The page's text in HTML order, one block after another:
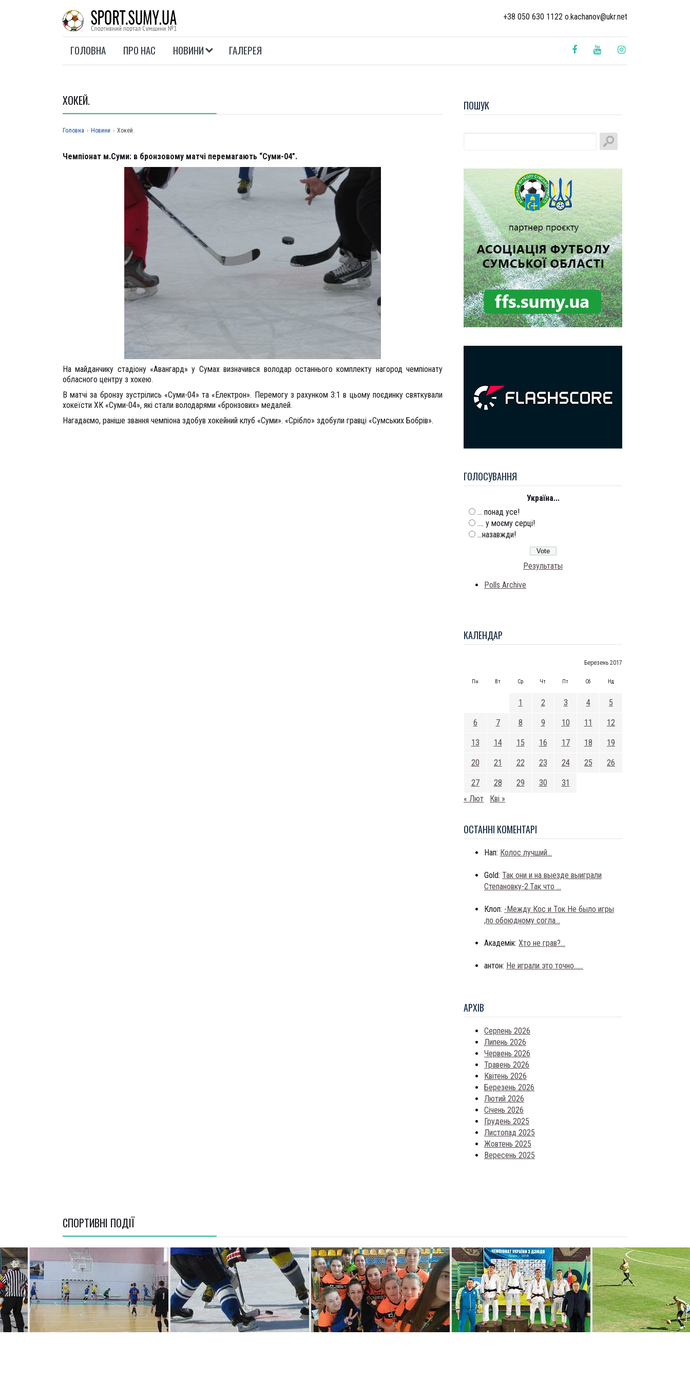
+38 050 630 1122 o.kachanov@ukr.net
ГОЛОВНА ПРО НАС НОВИНИ ГАЛЕРЕЯ
ПОШУК
ГОЛОСУВАННЯ
Україна...
... понад усе!
.... у моєму серці!
...назавжди!
Результаты
Polls Archive
КАЛЕНДАР
Березень 2017
Пн Вт Ср Чт Пт Сб Нд
1 2 3 4 5
6 7 8 9 10 11 12
13 14 15 16 17 18 19
20 21 22 23 24 25 26
27 28 29 30
31
« Лют
Кві »
ОСТАННI КОМЕНТАРI
Нап: Колос лучший...
Gold: Так они и на выезде выиграли
Степановку-2.Так что ...
Клоп: -Между Кос и Ток Не было игры
,по обоюдному согла...
Академік: Хто не грав?...
антон: Не играли это точно......
АРХIВ
Серпень 2026
Липень 2026
Червень 2026
Травень 2026
Квітень 2026
Березень 2026
Лютий 2026
Січень 2026
Грудень 2025
Листопад 2025
Жовтень 2025
Вересень 2025
ХОКЕЙ.
Головна › Новини › Хокей.
Чемпіонат м.Суми: в бронзовому матчі перемагають “Суми-04”.
На майданчику стадіону «Авангард» у Сумах визначився володар останнього комплекту нагород чемпіонату
обласного центру з хокею.
В матчі за бронзу зустрілись «Суми-04» та «Електрон». Перемогу з рахунком 3:1 в цьому поєдинку святкували
хокеїсти ХК «Суми-04», які стали володарями «бронзових» медалей.
Нагадаємо, раніше звання чемпіона здобув хокейний клуб «Суми». «Срібло» здобули гравці «Сумських Бобрів».
СПОРТИВНI ПОДІЇ